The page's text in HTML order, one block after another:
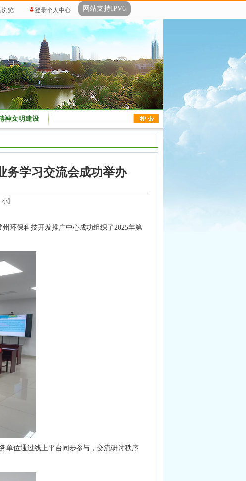
浏览 登录个人中心 网站支持IPV6
神文明建设
务学习交流会成功举办
小〗
环保科技开发推广中心成功组织了2025年第
单位通过线上平台同步参与，交流研讨秩序